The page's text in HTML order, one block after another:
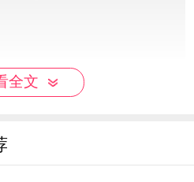
末日感的营造上让它与
》这样的好莱坞高成本大
全文